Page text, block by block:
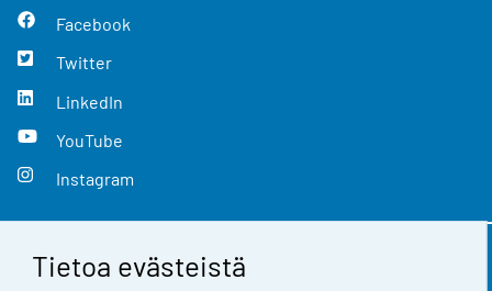
Tietoa evästeistä
Facebook
Twitter
LinkedIn
YouTube
Instagram
Yhteystiedot